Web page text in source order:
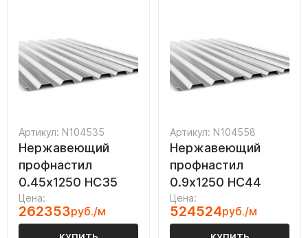
Артикул: N104535
Нержавеющий
профнастил
0.45х1250 НС35
Цена:
262353руб./м
Артикул: N104558
Нержавеющий
профнастил
0.9х1250 НС44
Цена:
524524руб./м